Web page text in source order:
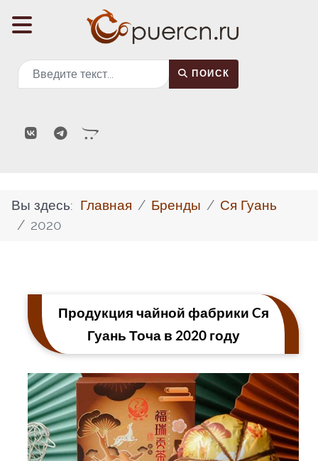
Поиск ПОИСК
Вы здесь: Главная Бренды
Ся Гуань
2020
Продукция чайной фабрики Cя
Гуань Точа в 2020 году